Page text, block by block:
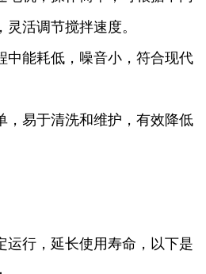
活调节搅拌速度。
中能耗低，噪音小，符合现代
，易于清洗和维护，有效降低
运行，延长使用寿命，以下是